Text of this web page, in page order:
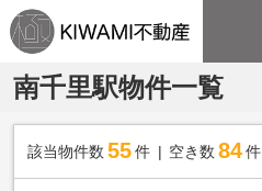
南千里駅物件一覧
該当物件数 55件 空き数 84 件